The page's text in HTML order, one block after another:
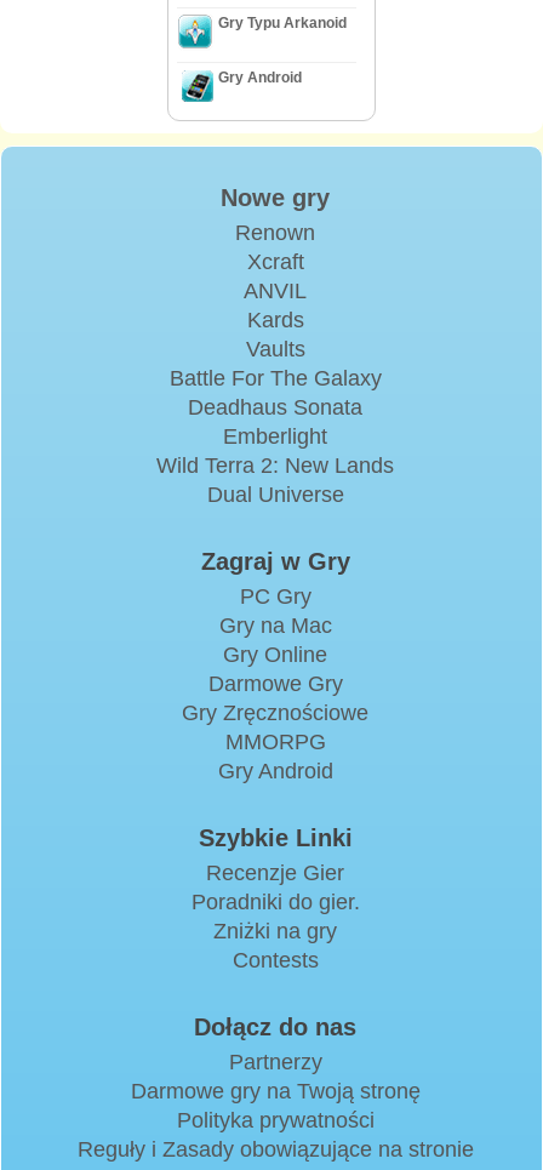
Gry Typu Arkanoid
Gry Android
Nowe gry
Renown
Xcraft
ANVIL
Kards
Vaults
Battle For The Galaxy
Deadhaus Sonata
Emberlight
Wild Terra 2: New Lands
Dual Universe
Zagraj w Gry
PC Gry
Gry na Mac
Gry Online
Darmowe Gry
Gry Zręcznościowe
MMORPG
Gry Android
Szybkie Linki
Recenzje Gier
Poradniki do gier.
Zniżki na gry
Contests
Dołącz do nas
Partnerzy
Darmowe gry na Twoją stronę
Polityka prywatności
Reguły i Zasady obowiązujące na stronie